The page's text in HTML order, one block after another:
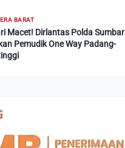
BARAT
Macet! Dirlantas Polda Sumbar
Pemudik One Way Padang-